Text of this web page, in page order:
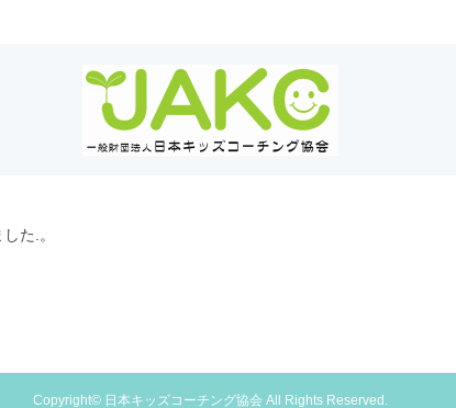
た.。
Copyright© 日本キッズコーチング協会 All Rights Reserved.